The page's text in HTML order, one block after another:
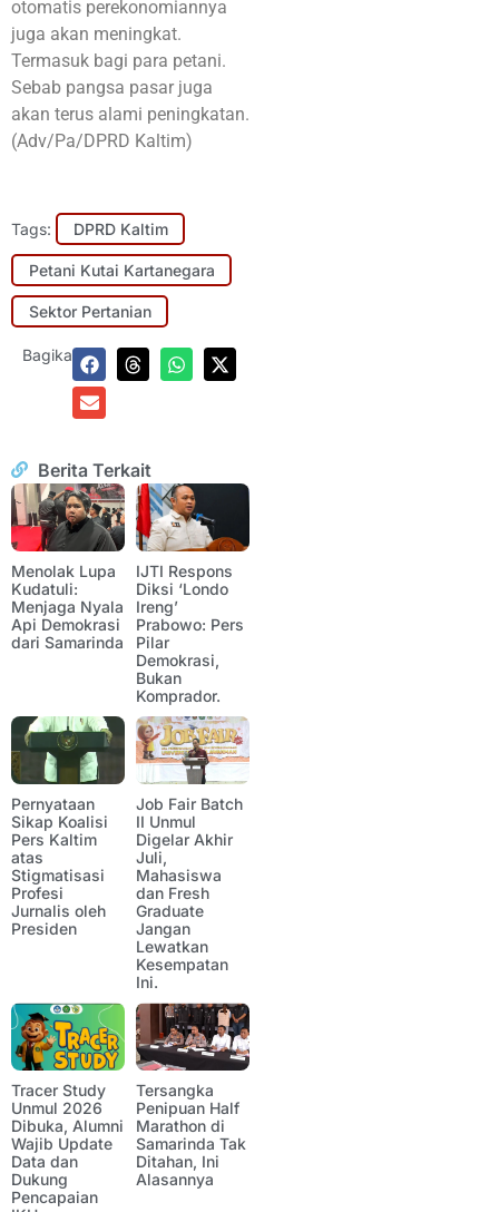
otomatis perekonomiannya
juga akan meningkat.
Termasuk bagi para petani.
Sebab pangsa pasar juga
akan terus alami peningkatan.
(Adv/Pa/DPRD Kaltim)
Tags: DPRD Kaltim
Petani Kutai Kartanegara
Sektor Pertanian
Bagikan:
Berita Terkait
Menolak Lupa
Kudatuli:
Menjaga Nyala
Api Demokrasi
dari Samarinda
IJTI Respons
Diksi ‘Londo
Ireng’
Prabowo: Pers
Pilar
Demokrasi,
Bukan
Komprador.
Pernyataan
Sikap Koalisi
Pers Kaltim
atas
Stigmatisasi
Profesi
Jurnalis oleh
Presiden
Job Fair Batch
II Unmul
Digelar Akhir
Juli,
Mahasiswa
dan Fresh
Graduate
Jangan
Lewatkan
Kesempatan
Ini.
Tracer Study
Unmul 2026
Dibuka, Alumni
Wajib Update
Data dan
Dukung
Pencapaian
Tersangka
Penipuan Half
Marathon di
Samarinda Tak
Ditahan, Ini
Alasannya